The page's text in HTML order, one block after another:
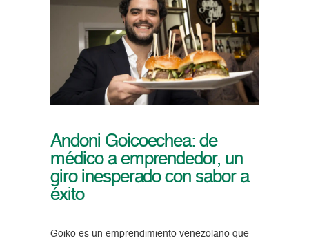
Andoni Goicoechea: de
médico a emprendedor, un
giro inesperado con sabor a
éxito
Goiko es un emprendimiento venezolano que